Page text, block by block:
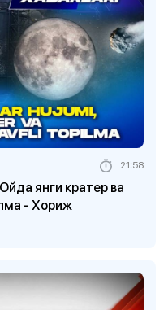
янги кратер ва
- Хориж
21:58